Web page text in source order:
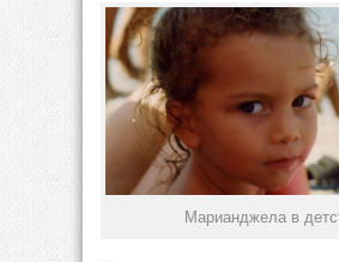
Марианджела в